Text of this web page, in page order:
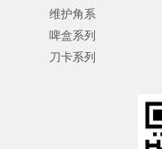
维护角系
啤盒系列
刀卡系列